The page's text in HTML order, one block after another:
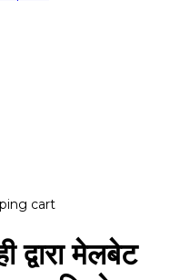
cart
द्वारा मेलबेट